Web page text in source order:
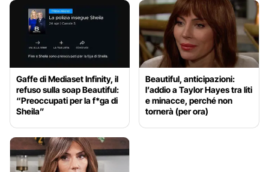
Gaffe di Mediaset Infinity, il
refuso sulla soap Beautiful:
“Preoccupati per la f*ga di
Sheila”
Beautiful, anticipazioni:
l’addio a Taylor Hayes tra liti
e minacce, perché non
tornerà (per ora)